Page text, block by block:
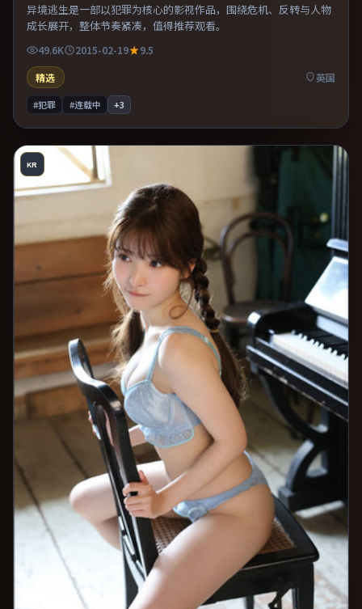
异境逃生是一部以犯罪为核心的影视作品，围绕危机、反转与人物
成长展开，整体节奏紧凑，值得推荐观看。
49.6K 2015-02-19
9.5
精选
英国
#犯罪 #连载中 +3
KR